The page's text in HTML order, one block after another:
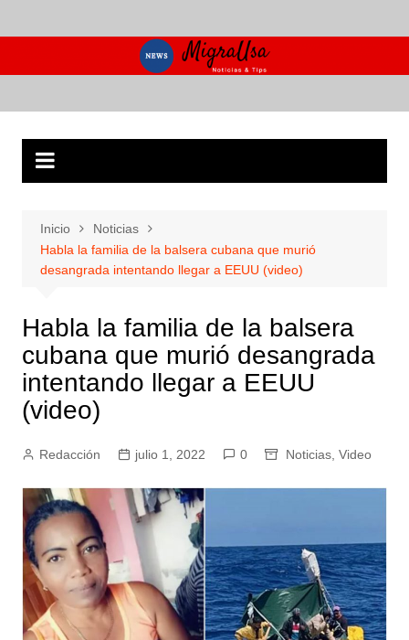
al
Inicio
Noticias
Habla la familia de la balsera cubana que murió
desangrada intentando llegar a EEUU (video)
Habla la familia de la balsera
cubana que murió desangrada
intentando llegar a EEUU
(video)
Redacción julio 1, 2022 0 Noticias, Video